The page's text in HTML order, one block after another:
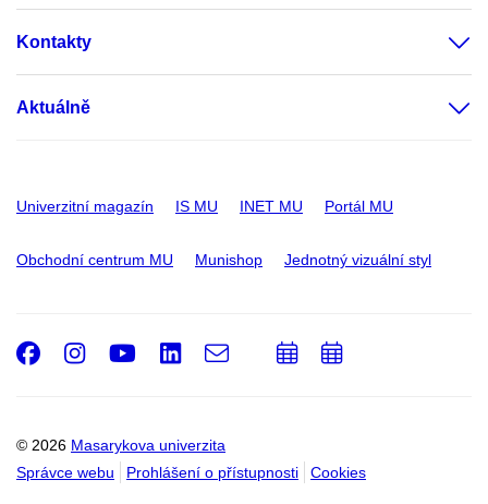
Kontakty
Aktuálně
Univerzitní magazín IS MU INET MU Portál MU
Obchodní centrum MU Munishop Jednotný vizuální styl
© 2026 Masarykova univerzita
Správce webu
Prohlášení o přístupnosti Cookies
Facebook
Instagram
Youtube
LinkedIn
e-
PřidatPřidat